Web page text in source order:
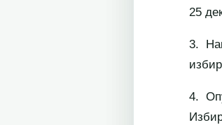
25
3.
4.